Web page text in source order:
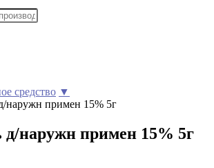
средство ▼
наружн примен 15% 5г
д/наружн примен 15% 5г